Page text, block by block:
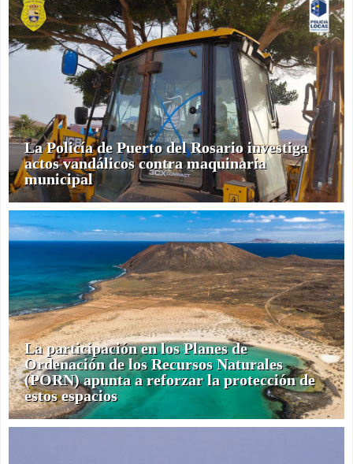
La Policía de Puerto del Rosario investiga
actos vandálicos contra maquinaria
municipal
La participación en los Planes de
Ordenación de los Recursos Naturales
(PORN) apunta a reforzar la protección de
estos espacios